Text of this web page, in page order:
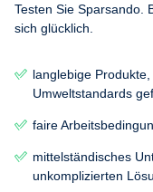
Testen Sie Sparsando.
sich glücklich.
langlebige
Umweltstandards
faire
mittelständisches
unkomplizierten